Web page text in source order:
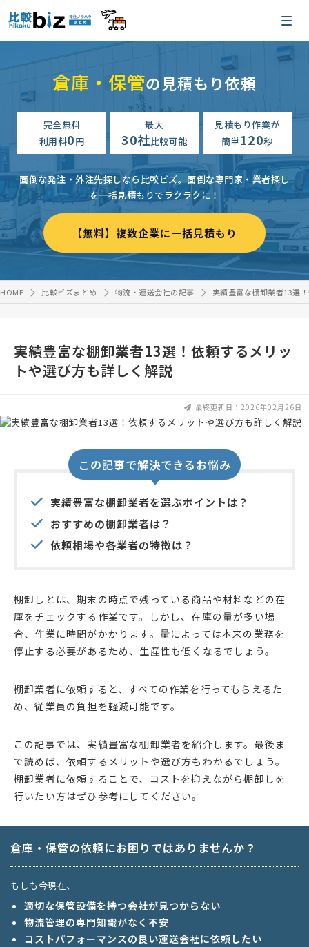
倉庫・保管の見積もり依頼
完全無料
利用料0円
最大
30社比較可能
見積もり作業が
簡単120秒
面倒な発注・外注先探しなら比較ビズ。 面倒な専門家・業者探し
を一括見積もりでラクラクに！
【無料】複数企業に一括見積もり
HOME 比較ビズまとめ 物流・運送会社の記事 実績豊富な棚卸業者13選
実績豊富な棚卸業者13選！依頼するメリッ
トや選び方も詳しく解説
最終更新日：2026年02月26日
この記事で解決できるお悩み
実績豊富な棚卸業者を選ぶポイントは？
おすすめの棚卸業者は？
依頼相場や各業者の特徴は？
棚卸しとは、期末の時点で残っている商品や材料などの在
庫をチェックする作業です。しかし、在庫の量が多い場
合、作業に時間がかかります。量によっては本来の業務を
停止する必要があるため、生産性も低くなるでしょう。
棚卸業者に依頼すると、すべての作業を行ってもらえるた
め、従業員の負担を軽減可能です。
この記事では、実績豊富な棚卸業者を紹介します。最後ま
で読めば、依頼するメリットや選び方もわかるでしょう。
棚卸業者に依頼することで、コストを抑えながら棚卸しを
行いたい方はぜひ参考にしてください。
倉庫・保管の依頼にお困りではありませんか？
もしも今現在、
適切な保管設備を持つ会社が見つからない
物流管理の専門知識がなく不安
コストパフォーマンスの良い運送会社に依頼したい